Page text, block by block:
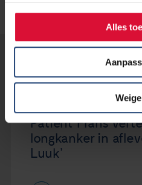
Alles
18 maart 2019
Patiënt Frans
longkanker in
Luuk’